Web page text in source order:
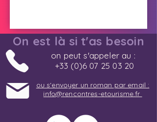
On est là si t'as besoin
on peut s'appeler au :
+33 (0)6 07 25 03 20
ou s'envoyer un roman par email :
info@rencontres-etourisme.fr